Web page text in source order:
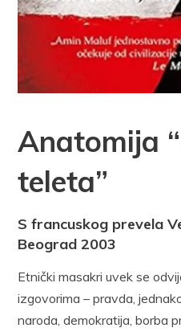
Anatomija
teleta”
S francuskog prevela
Beograd 2003
Etnički masakri uvek se
izgovorima – pravda,
naroda, demokratija, borba